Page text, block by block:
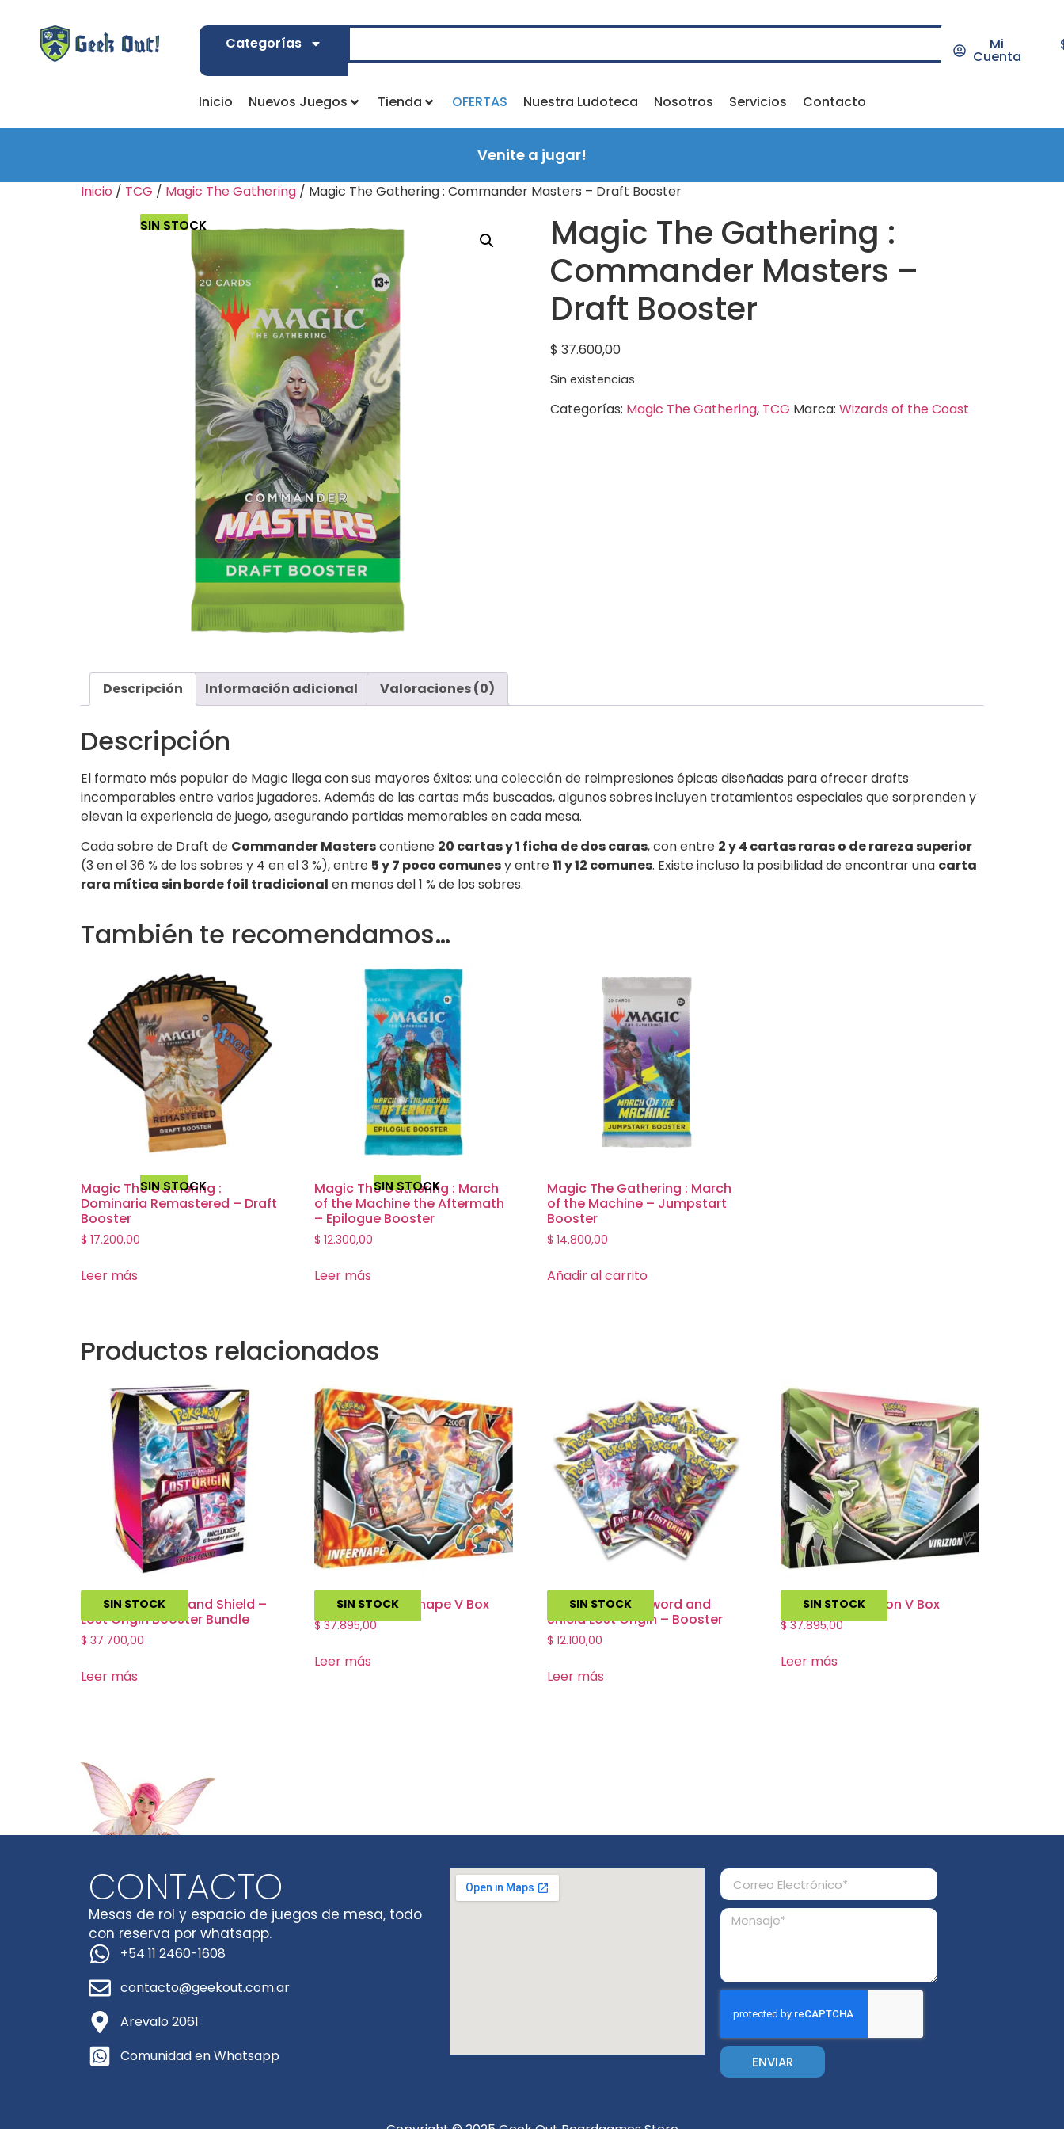
Categorías Mi
Cuenta
Inicio Nuevos Juegos Tienda OFERTAS Nuestra Ludoteca Nosotros Servicios Contacto
Venite a jugar!
Inicio / TCG / Magic The Gathering / Magic The Gathering : Commander Masters – Draft Booster
SIN STOCK
Magic The Gathering :
Commander Masters –
Draft Booster
$ 37.600,00
Sin existencias
Categorías: Magic The Gathering, TCG Marca: Wizards of the Coast
Descripción Información adicional Valoraciones (0)
Descripción
El formato más popular de Magic llega con sus mayores éxitos: una colección de reimpresiones épicas diseñadas para ofrecer drafts
incomparables entre varios jugadores. Además de las cartas más buscadas, algunos sobres incluyen tratamientos especiales que sorprenden y
elevan la experiencia de juego, asegurando partidas memorables en cada mesa.
Cada sobre de Draft de Commander Masterscontiene 20 cartas y 1 ficha de dos caras, con entre 2 y 4 cartas raras o de rareza superior
(3 en el 36 % de los sobres y 4 en el 3 %), entre 5 y 7 poco comunesy entre11 y 12 comunes. Existe incluso la posibilidad de encontrar una carta
rara mítica sin borde foil tradicional en menos del 1 % de los sobres.
También te recomendamos…
SIN STOCK
Magic The Gathering :
Dominaria Remastered – Draft
Booster
$ 17.200,00
Leer más
SIN STOCK
Magic The Gathering : March
of the Machine the Aftermath
– Epilogue Booster
$ 12.300,00
Leer más
Magic The Gathering : March
of the Machine – Jumpstart
Booster
$ 14.800,00
Añadir al carrito
Productos relacionados
SIN STOCK
Pokemon Sword and Shield –
Lost Origin Booster Bundle
$ 37.700,00
Leer más
SIN STOCK
Pokemon – Infernape V Box
$37.895,00
Leer más
SIN STOCK
Pokemon TCG Sword and
Shield Lost Origin – Booster
$ 12.100,00
Leer más
SIN STOCK
Pokemon – Virizion V Box
$37.895,00
Leer más
CONTACTO
Mesas de rol y espacio de juegos de mesa, todo
con reserva por whatsapp.
+54 11 2460-1608
contacto@geekout.com.ar
Arevalo 2061
Comunidad en Whatsapp
ENVIAR